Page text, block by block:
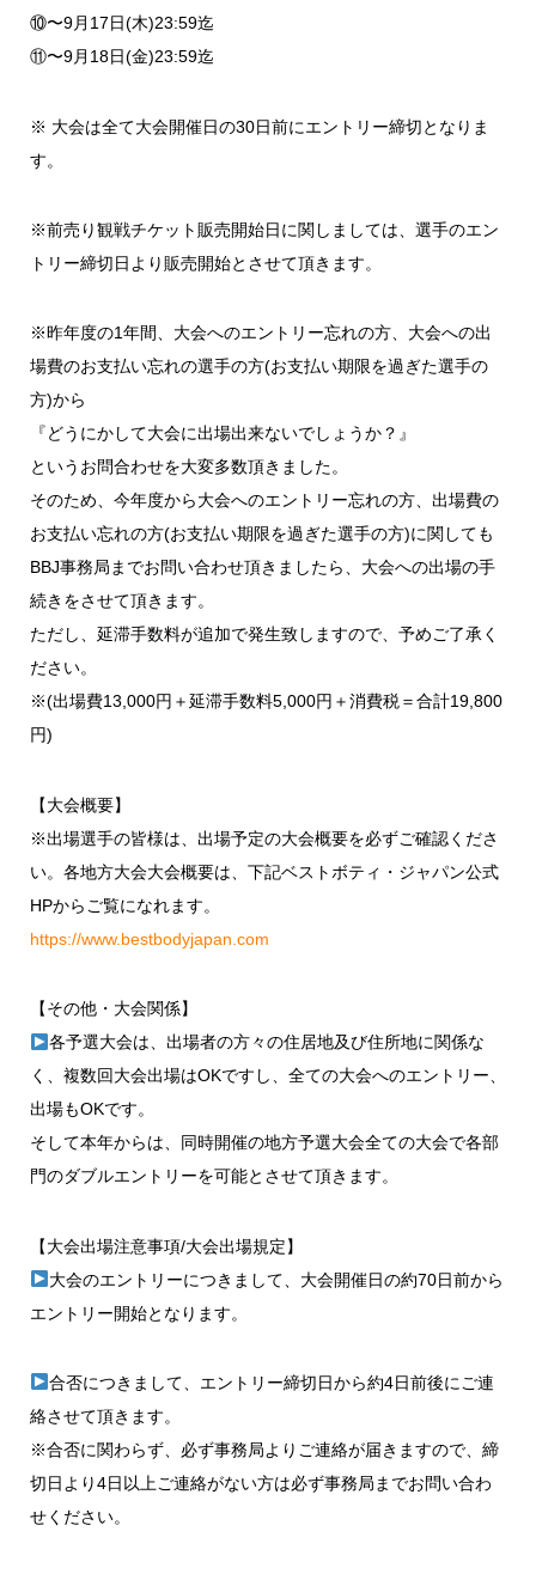
⑩〜9月17日(木)23:59迄
⑪〜9月18日(金)23:59迄
※ 大会は全て大会開催日の30日前にエントリー締切となりま
す。
※前売り観戦チケット販売開始日に関しましては、選手のエン
トリー締切日より販売開始とさせて頂きます。
※昨年度の1年間、大会へのエントリー忘れの方、大会への出
場費のお支払い忘れの選手の方(お支払い期限を過ぎた選手の
方)から
『どうにかして大会に出場出来ないでしょうか？』
というお問合わせを大変多数頂きました。
そのため、今年度から大会へのエントリー忘れの方、出場費の
お支払い忘れの方(お支払い期限を過ぎた選手の方)に関しても
BBJ事務局までお問い合わせ頂きましたら、大会への出場の手
続きをさせて頂きます。
ただし、延滞手数料が追加で発生致しますので、予めご了承く
ださい。
※(出場費13,000円＋延滞手数料5,000円＋消費税＝合計19,800
円)
【大会概要】
※出場選手の皆様は、出場予定の大会概要を必ずご確認くださ
い。各地方大会大会概要は、下記ベストボティ・ジャパン公式
HPからご覧になれます。
https://www.bestbodyjapan.com
【その他・大会関係】
各予選大会は、出場者の方々の住居地及び住所地に関係な
く、複数回大会出場はOKですし、全ての大会へのエントリー、
出場もOKです。
そして本年からは、同時開催の地方予選大会全ての大会で各部
門のダブルエントリーを可能とさせて頂きます。
【大会出場注意事項/大会出場規定】
大会のエントリーにつきまして、大会開催日の約70日前から
エントリー開始となります。
合否につきまして、エントリー締切日から約4日前後にご連
絡させて頂きます。
※合否に関わらず、必ず事務局よりご連絡が届きますので、締
切日より4日以上ご連絡がない方は必ず事務局までお問い合わ
せください。